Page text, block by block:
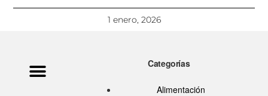
1 enero, 2026
Categorías
Alimentación